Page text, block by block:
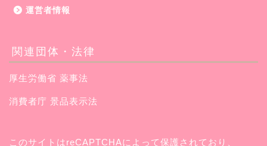
運営者情報
関連団体・法律
厚生労働省 薬事法
消費者庁 景品表示法
このサイトはreCAPTCHAによって保護されており、